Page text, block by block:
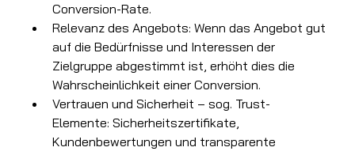
Conversion-Rate.
Relevanz des Angebots: Wenn das Angebot gut
auf die Bedürfnisse und Interessen der
Zielgruppe abgestimmt ist, erhöht dies die
Wahrscheinlichkeit einer Conversion.
Vertrauen und Sicherheit – sog. Trust-
Elemente: Sicherheitszertifikate,
Kundenbewertungen und transparente